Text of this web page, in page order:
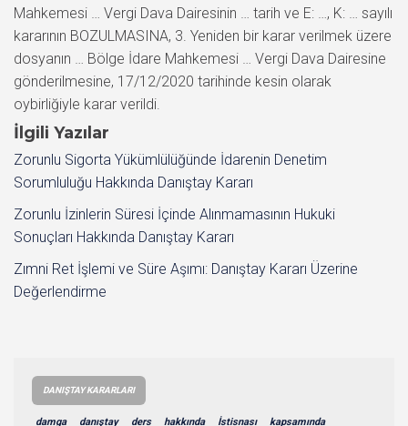
Mahkemesi … Vergi Dava Dairesinin … tarih ve E: …, K: … sayılı
kararının BOZULMASINA, 3. Yeniden bir karar verilmek üzere
dosyanın … Bölge İdare Mahkemesi … Vergi Dava Dairesine
gönderilmesine, 17/12/2020 tarihinde kesin olarak
oybirliğiyle karar verildi.
İlgili Yazılar
Zorunlu Sigorta Yükümlülüğünde İdarenin Denetim
Sorumluluğu Hakkında Danıştay Kararı
Zorunlu İzinlerin Süresi İçinde Alınmamasının Hukuki
Sonuçları Hakkında Danıştay Kararı
Zımni Ret İşlemi ve Süre Aşımı: Danıştay Kararı Üzerine
Değerlendirme
DANIŞTAY KARARLARI
damga danıştay ders hakkında İstisnası kapsamında